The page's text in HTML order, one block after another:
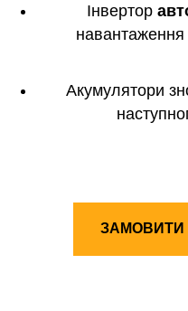
Інвертор
Акумулятори
ЗАМОВИТИ